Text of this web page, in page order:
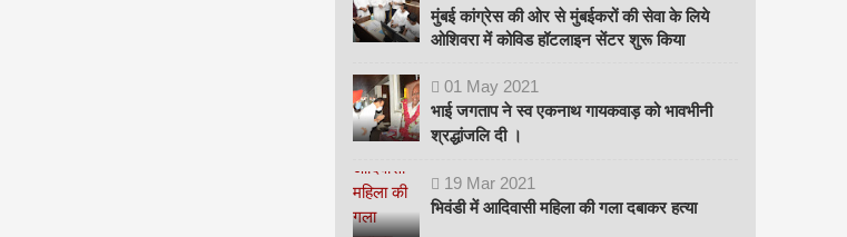
मुंबई कांग्रेस की ओर से मुंबईकरों की सेवा के लिये
ओशिवरा में कोविड हॉटलाइन सेंटर शुरू किया
01 May 2021
भाई जगताप ने स्व एकनाथ गायकवाड़ को भावभीनी
श्रद्धांजलि दी ।
19 Mar 2021
भिवंडी में आदिवासी महिला की गला दबाकर हत्या